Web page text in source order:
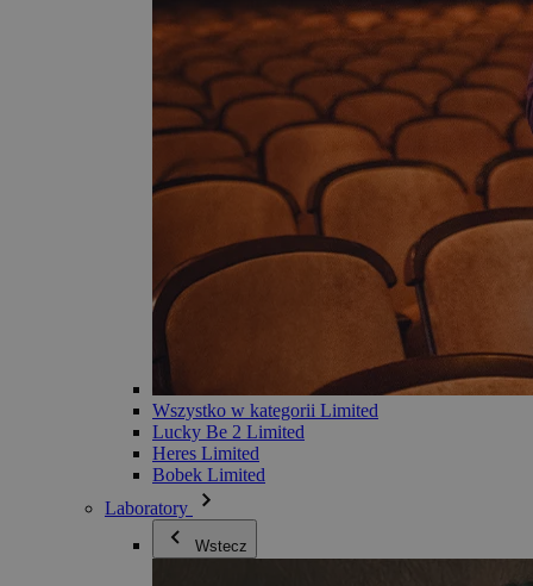
Wszystko w kategorii Limited
Lucky Be 2 Limited
Heres Limited
Bobek Limited
Laboratory
Wstecz